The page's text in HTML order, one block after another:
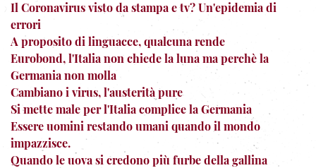
Il Coronavirus visto da stampa e tv? Un'epidemia di
errori
A proposito di linguacce, qualcuna rende
Eurobond, l'Italia non chiede la luna ma perchè la
Germania non molla
Cambiano i virus, l'austerità pure
Si mette male per l'Italia complice la Germania
Essere uomini restando umani quando il mondo
impazzisce.
Quando le uova si credono più furbe della gallina